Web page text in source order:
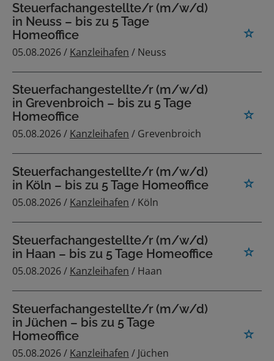
Steuerfachangestellte/r (m/w/d)
in Neuss – bis zu 5 Tage
Homeoffice
05.08.2026 / Kanzleihafen / Neuss
Steuerfachangestellte/r (m/w/d)
in Grevenbroich – bis zu 5 Tage
Homeoffice
05.08.2026 / Kanzleihafen / Grevenbroich
Steuerfachangestellte/r (m/w/d)
in Köln – bis zu 5 Tage Homeoffice
05.08.2026 / Kanzleihafen / Köln
Steuerfachangestellte/r (m/w/d)
in Haan – bis zu 5 Tage Homeoffice
05.08.2026 / Kanzleihafen / Haan
Steuerfachangestellte/r (m/w/d)
in Jüchen – bis zu 5 Tage
Homeoffice
05.08.2026 / Kanzleihafen / Jüchen